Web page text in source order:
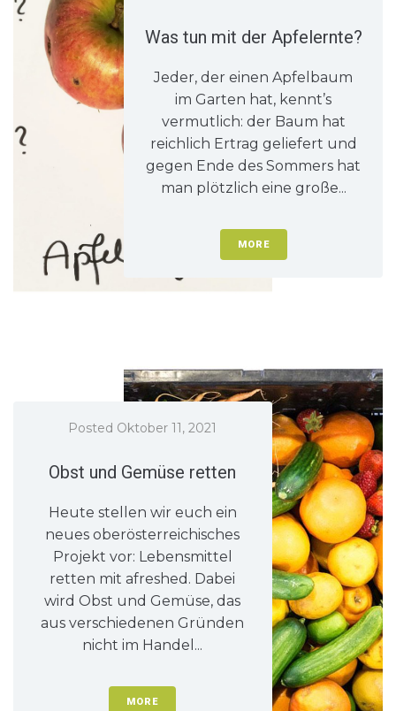
Was tun mit der Apfelernte?
Jeder, der einen Apfelbaum
im Garten hat, kennt’s
vermutlich: der Baum hat
reichlich Ertrag geliefert und
gegen Ende des Sommers hat
man plötzlich eine große...
MORE
Posted Oktober 11, 2021
Obst und Gemüse retten
Heute stellen wir euch ein
neues oberösterreichisches
Projekt vor: Lebensmittel
retten mit afreshed. Dabei
wird Obst und Gemüse, das
aus verschiedenen Gründen
nicht im Handel...
MORE